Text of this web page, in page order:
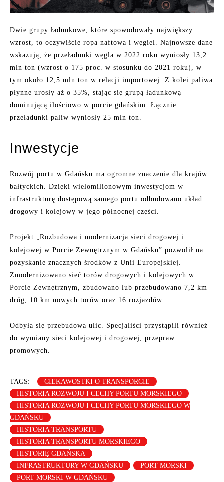
Dwie grupy ładunkowe, które spowodowały największy
wzrost, to oczywiście ropa naftowa i węgiel. Najnowsze dane
wskazują, że przeładunki węgla w 2022 roku wyniosły 13,2
mln ton (wzrost o 175 proc. w stosunku do 2021 roku), w
tym około 12,5 mln ton w relacji importowej. Z kolei paliwa
płynne urosły aż o 35%, stając się grupą ładunkową
dominującą ilościowo w porcie gdańskim. Łącznie
przeładunki paliw wyniosły 25 mln ton.
Inwestycje
Rozwój portu w Gdańsku ma ogromne znaczenie dla krajów
bałtyckich. Dzięki wielomilionowym inwestycjom w
infrastrukturę dostępową samego portu odbudowano układ
drogowy i kolejowy w jego północnej części.
Projekt „Rozbudowa i modernizacja sieci drogowej i
kolejowej w Porcie Zewnętrznym w Gdańsku” pozwolił na
pozyskanie znacznych środków z Unii Europejskiej.
Zmodernizowano sieć torów drogowych i kolejowych w
Porcie Zewnętrznym, zbudowano lub przebudowano 7,2 km
dróg, 10 km nowych torów oraz 16 rozjazdów.
Odbyła się przebudowa ulic. Specjaliści przystąpili również
do wymiany sieci kolejowej i drogowej, przepraw
promowych.
TAGS:
CIEKAWOSTKI O TRANSPORCIE
HISTORIA ROZWOJU I CECHY PORTU MORSKIEGO
HISTORIA ROZWOJU I CECHY PORTU MORSKIEGO W
GDAŃSKU
HISTORIA TRANSPORTU
HISTORIA TRANSPORTU MORSKIEGO
HISTORIĘ GDAŃSKA
INFRASTRUKTURY W GDAŃSKU
PORT MORSKI
PORT MORSKI W GDAŃSKU